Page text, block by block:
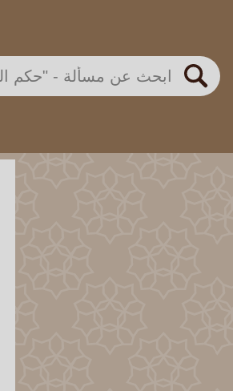
بحث
اللجنة الدائمة